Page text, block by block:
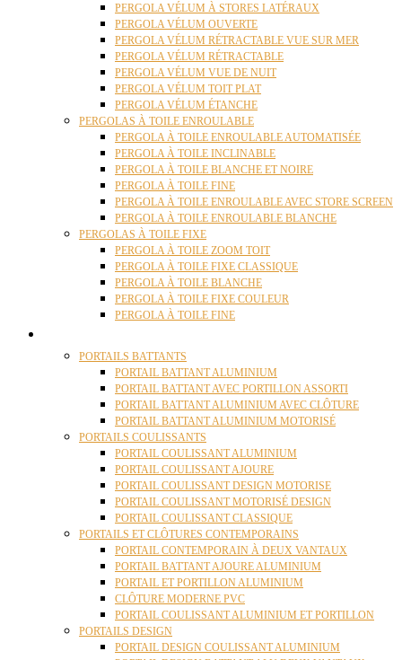
PERGOLA VÉLUM À STORES LATÉRAUX
PERGOLA VÉLUM OUVERTE
PERGOLA VÉLUM RÉTRACTABLE VUE SUR MER
PERGOLA VÉLUM RÉTRACTABLE
PERGOLA VÉLUM VUE DE NUIT
PERGOLA VÉLUM TOIT PLAT
PERGOLA VÉLUM ÉTANCHE
PERGOLAS À TOILE ENROULABLE
PERGOLA À TOILE ENROULABLE AUTOMATISÉE
PERGOLA À TOILE INCLINABLE
PERGOLA À TOILE BLANCHE ET NOIRE
PERGOLA À TOILE FINE
PERGOLA À TOILE ENROULABLE AVEC STORE SCREEN
PERGOLA À TOILE ENROULABLE BLANCHE
PERGOLAS À TOILE FIXE
PERGOLA À TOILE ZOOM TOIT
PERGOLA À TOILE FIXE CLASSIQUE
PERGOLA À TOILE BLANCHE
PERGOLA À TOILE FIXE COULEUR
PERGOLA À TOILE FINE
PORTAILS BATTANTS
PORTAIL BATTANT ALUMINIUM
PORTAIL BATTANT AVEC PORTILLON ASSORTI
PORTAIL BATTANT ALUMINIUM AVEC CLÔTURE
PORTAIL BATTANT ALUMINIUM MOTORISÉ
PORTAILS COULISSANTS
PORTAIL COULISSANT ALUMINIUM
PORTAIL COULISSANT AJOURE
PORTAIL COULISSANT DESIGN MOTORISE
PORTAIL COULISSANT MOTORISÉ DESIGN
PORTAIL COULISSANT CLASSIQUE
PORTAILS ET CLÔTURES CONTEMPORAINS
PORTAIL CONTEMPORAIN À DEUX VANTAUX
PORTAIL BATTANT AJOURE ALUMINIUM
PORTAIL ET PORTILLON ALUMINIUM
CLÔTURE MODERNE PVC
PORTAIL COULISSANT ALUMINIUM ET PORTILLON
PORTAILS DESIGN
PORTAIL DESIGN COULISSANT ALUMINIUM